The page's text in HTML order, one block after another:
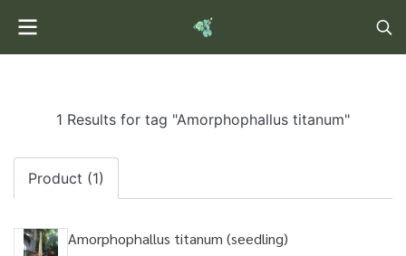
1 Results for tag "Amorphophallus titanum"
Product (1)
Amorphophallus titanum (seedling)